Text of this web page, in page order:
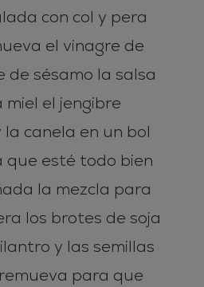
con col y pera
el vinagre de
de sésamo la salsa
miel el jengibre
canela en un bol
que esté todo bien
la mezcla para
los brotes de soja
y las semillas
para que